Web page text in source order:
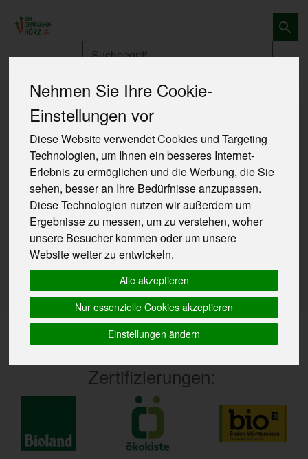
Nehmen Sie Ihre Cookie-
Einstellungen vor
Diese Website verwendet Cookies und Targeting
Technologien, um Ihnen ein besseres Internet-
Erlebnis zu ermöglichen und die Werbung, die Sie
sehen, besser an Ihre Bedürfnisse anzupassen.
Diese Technologien nutzen wir außerdem um
Ergebnisse zu messen, um zu verstehen, woher
unsere Besucher kommen oder um unsere
Website weiter zu entwickeln.
Alle akzeptieren
Nur essenzielle Cookies akzeptieren
Einstellungen ändern
Produkte
Produkte
Produkt "Apfel Topaz - Ersatz:
Braeburn" nicht verfügbar.
Das von Ihnen gesuchte Produkt ist leider zur Zeit
nicht verfügbar.
Zertifizierungen: